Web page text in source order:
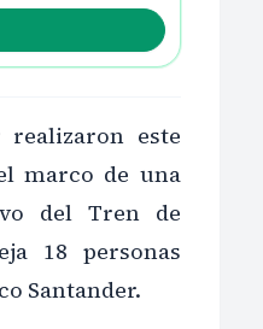
este
marco de una
del Tren de
18 personas
Santander.